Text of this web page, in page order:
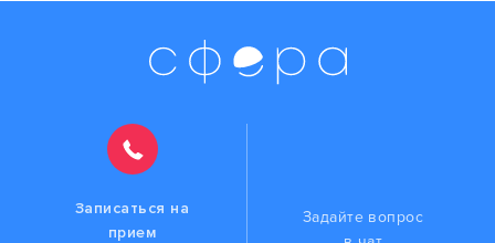
Записаться на
прием
Задайте вопрос